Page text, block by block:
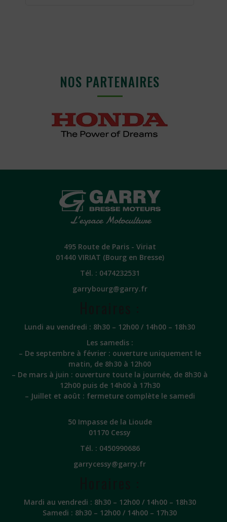
NOS PARTENAIRES
495 Route de Paris - Viriat
01440 VIRIAT (Bourg en Bresse)
Tél. : 0474232531
garrybourg@garry.fr
Lundi au vendredi : 8h30 – 12h00 / 14h00 – 18h30
Les samedis :
– De septembre à février : ouverture uniquement le
matin, de 8h30 à 12h00
– De mars à juin : ouverture toute la journée, de 8h30 à
12h00 puis de 14h00 à 17h30
– Juillet et août : fermeture complète le samedi
50 Impasse de la Lioude
01170 Cessy
Tél. : 0450990686
garrycessy@garry.fr
Mardi au vendredi : 8h30 – 12h00 / 14h00 – 18h30
Samedi : 8h30 – 12h00 / 14h00 – 17h30